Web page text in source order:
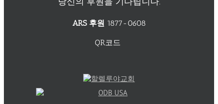
ARS 후원 1877-0608
QR코드